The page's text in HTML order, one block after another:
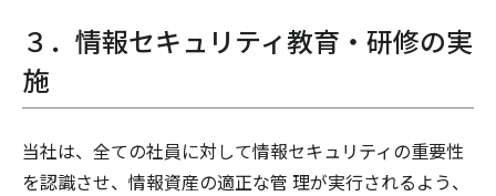
３．情報セキュリティ教育・研修の実
施
当社は、全ての社員に対して情報セキュリティの重要性
を認識させ、情報資産の適正な管 理が実行されるよう、